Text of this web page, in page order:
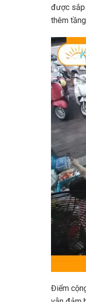
được sắp
thêm
Điểm